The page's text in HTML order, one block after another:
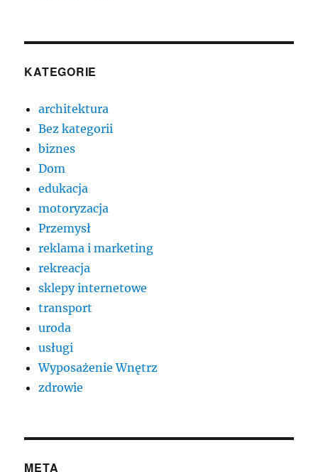
KATEGORIE
architektura
Bez kategorii
biznes
Dom
edukacja
motoryzacja
Przemysł
reklama i marketing
rekreacja
sklepy internetowe
transport
uroda
usługi
Wyposażenie Wnętrz
zdrowie
META